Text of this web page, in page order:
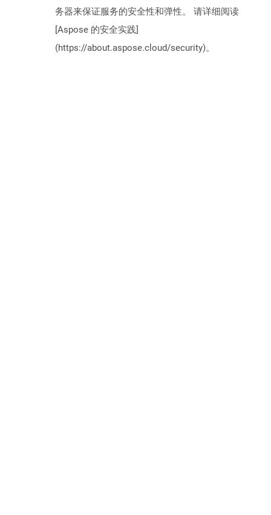
务器来保证服务的安全性和弹性。 请详细阅读
[Aspose 的安全实践]
(https://about.aspose.cloud/security)。